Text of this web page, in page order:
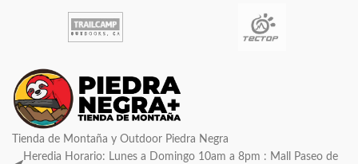
Tienda de Montaña y Outdoor Piedra Negra
Heredia Horario: Lunes a Domingo 10am a 8pm : Mall Paseo de